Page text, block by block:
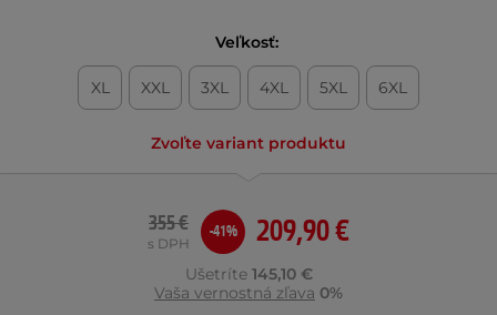
Veľkosť:
XL XXL 3XL 4XL 5XL 6XL
Zvoľte variant produktu
209,90 €
355 €
s DPH
-41%
Ušetríte 145,10 €
Vaša vernostná zľava 0%